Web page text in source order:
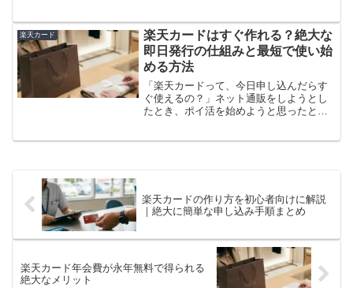
こで申し込むのか・審査って何をするの
か——疑問だらけになりま...
楽天カード
楽天カードはすぐ作れる？絶大な
即日発行の仕組みと最短で使い始
める方法
「楽天カードって、今日申し込んだらす
ぐ使えるの？」ネット通販をしようとし
たとき、ポイ活を始めようと思ったと
楽天カードの作り方を初心者向けに解説
｜絶大に簡単な申し込み手順まとめ
楽天カード年会費が永年無料で得られる
絶大なメリット